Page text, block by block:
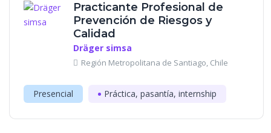
Practicante Profesional de
Prevención de Riesgos y
Calidad
Dräger simsa
Región Metropolitana de Santiago, Chile
Presencial Práctica, pasantía, internship